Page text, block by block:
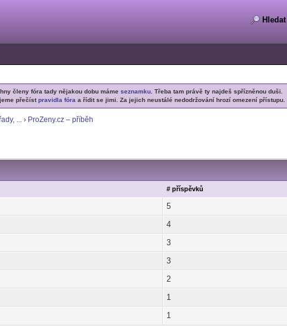
Hledat
členy fóra tady nějakou dobu mámeseznamku . Třeba tam právě ty najdeš spřízněnou duši.
přečístpravidla fóra a řídit se jimi. Za jejich neustálé nedodržování hrozí omezení přístupu.
... › ProZeny.cz – příběh
# příspěvků
5
4
3
3
2
1
1